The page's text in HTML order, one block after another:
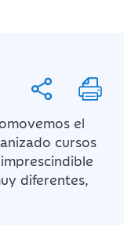
el
cursos
diferentes,